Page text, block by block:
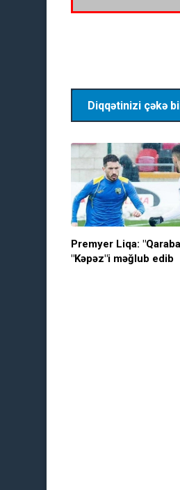
Diqqətinizi çəkə
Premyer Liqa:
"Kəpəz"i məğlub edib